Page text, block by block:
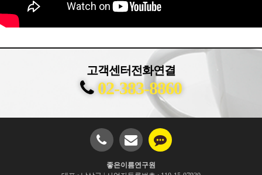
고객센터전화연결
02-383-8860
좋은이름연구원